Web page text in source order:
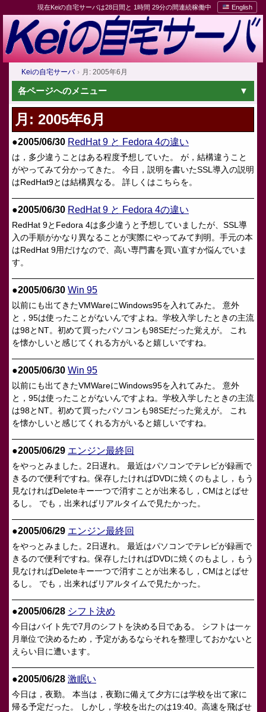
現在Keiの自宅サーバは28日間と 1時間 29分の間連続稼働中 English
Keiの自宅サーバ 月: 2005年6月
各ページへのメニュー
月: 2005年6月
●2005/06/30 RedHat 9 と Fedora 4の違い
は，多少違うことはある程度予想していた。 が，結構違うこと
がやってみて分かってきた。 今日，説明を書いたSSL導入の説明
はRedHat9とは結構異なる。 詳しくはこちらを。
●2005/06/30 RedHat 9 と Fedora 4の違い
RedHat 9とFedora 4は多少違うと予想していましたが、SSL導
入の手順がかなり異なることが実際にやってみて判明。手元の本
はRedHat 9用だけなので、高い専門書を買い直すか悩んでいま
す。
●2005/06/30 Win 95
以前にも出てきたVMWareにWindows95を入れてみた。 意外
と，95は使ったことがないんですよね。学校入学したときの主流
は98とNT。初めて買ったパソコンも98SEだった覚えが。 これ
を懐かしいと感じてくれる方がいると嬉しいですね。
●2005/06/30 Win 95
以前にも出てきたVMWareにWindows95を入れてみた。 意外
と，95は使ったことがないんですよね。学校入学したときの主流
は98とNT。初めて買ったパソコンも98SEだった覚えが。 これ
を懐かしいと感じてくれる方がいると嬉しいですね。
●2005/06/29 エンジン最終回
をやっとみました。2日遅れ。 最近はパソコンでテレビが録画で
きるので便利ですね。保存したければDVDに焼くのもよし，もう
見なければDeleteキー一つで消すことが出来るし，CMはとばせ
るし。 でも，出来ればリアルタイムで見たかった。
●2005/06/29 エンジン最終回
をやっとみました。2日遅れ。 最近はパソコンでテレビが録画で
きるので便利ですね。保存したければDVDに焼くのもよし，もう
見なければDeleteキー一つで消すことが出来るし，CMはとばせ
るし。 でも，出来ればリアルタイムで見たかった。
●2005/06/28 シフト決め
今日はバイト先で7月のシフトを決める日である。 シフトは一ヶ
月単位で決めるため，予定があるならそれを整理しておかないと
えらい目に遭います。
●2005/06/28 激眠い
今日は，夜勤。 本当は，夜勤に備えて夕方には学校を出て家に
帰る予定だった。 しかし，学校を出たのは19:40。高速を飛ばせ